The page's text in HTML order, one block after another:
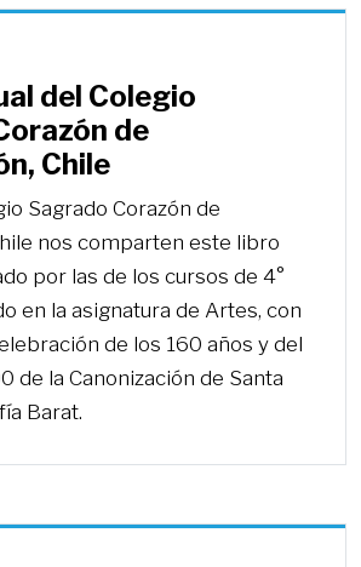
del Colegio
de
Chile
Sagrado Corazón de
nos comparten este libro
por las de los cursos de 4°
en la asignatura de Artes, con
de los 160 años y del
de la Canonización de Santa
Barat.